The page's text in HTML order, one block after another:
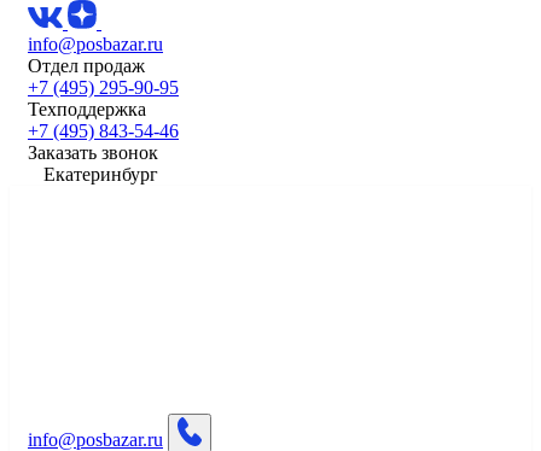
info@posbazar.ru
Отдел продаж
+7 (495) 295-90-95
Техподдержка
+7 (495) 843-54-46
Заказать звонок
Екатеринбург
info@posbazar.ru